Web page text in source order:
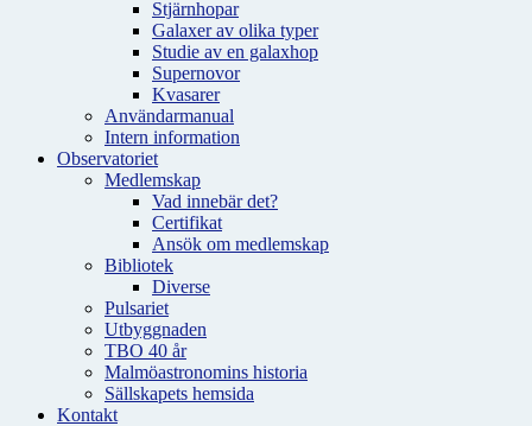
Stjärnhopar
Galaxer av olika typer
Studie av en galaxhop
Supernovor
Kvasarer
Användarmanual
Intern information
Observatoriet
Medlemskap
Vad innebär det?
Certifikat
Ansök om medlemskap
Bibliotek
Diverse
Pulsariet
Utbyggnaden
TBO 40 år
Malmöastronomins historia
Sällskapets hemsida
Kontakt